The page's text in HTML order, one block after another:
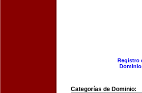
Registro
Categorías de Dominio: